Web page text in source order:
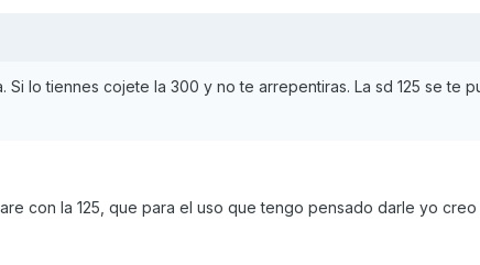
Si lo tiennes cojete la 300 y no te arrepentiras. La sd 125 se te
con la 125, que para el uso que tengo pensado darle yo creo